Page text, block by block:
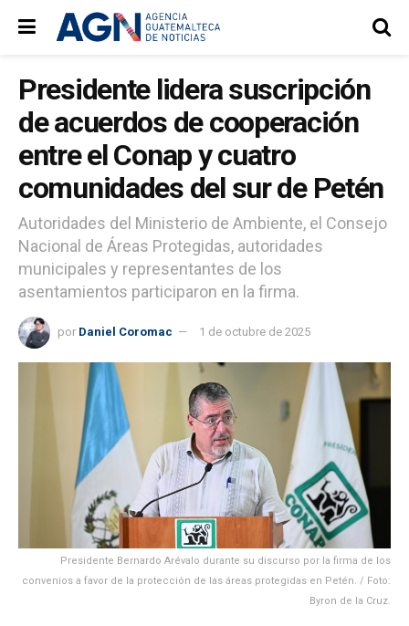
Presidente lidera suscripción
de acuerdos de cooperación
entre el Conap y cuatro
comunidades del sur de Petén
Autoridades del Ministerio de Ambiente, el Consejo
Nacional de Áreas Protegidas, autoridades
municipales y representantes de los
asentamientos participaron en la firma.
por Daniel Coromac 1 de octubre de 2025
Presidente Bernardo Arévalo durante su discurso por la firma de los
convenios a favor de la protección de las áreas protegidas en Petén. / Foto:
Byron de la Cruz.